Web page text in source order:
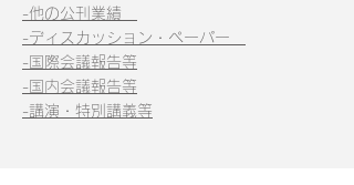
-他の公刊業績
-ディスカッション・ペーパー
-国際会議報告等
-国内会議報告等
-講演・特別講義等